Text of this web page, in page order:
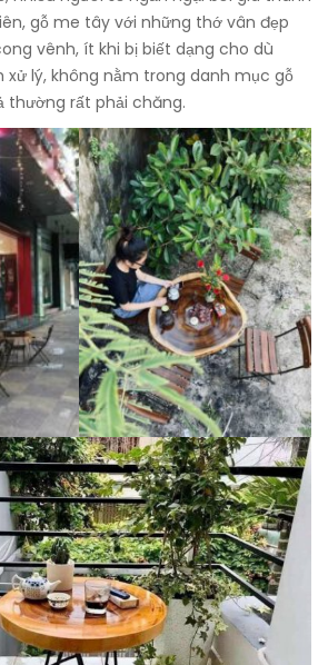
gỗ me tây với những thớ vân đẹp
vênh, ít khi bị biết dạng cho dù
xử lý, không nằm trong danh mục gỗ
thường rất phải chăng.